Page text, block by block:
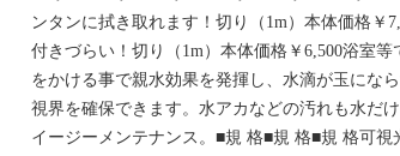
ンタンに拭き取れます！切り（1m）本体価格￥
付きづらい！切り（1m）本体価格￥6,500浴室
をかける事で親水効果を発揮し、水滴が玉にな
視界を確保できます。水アカなどの汚れも水だ
イージーメンテナンス。■規 格■規 格■規 格可視